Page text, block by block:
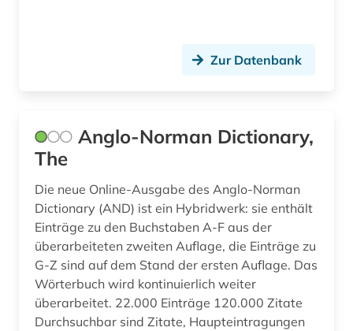
Zur Datenbank
Anglo-Norman Dictionary,
The
Die neue Online-Ausgabe des Anglo-Norman
Dictionary (AND) ist ein Hybridwerk: sie enthält
Einträge zu den Buchstaben A-F aus der
überarbeiteten zweiten Auflage, die Einträge zu
G-Z sind auf dem Stand der ersten Auflage. Das
Wörterbuch wird kontinuierlich weiter
überarbeitet. 22.000 Einträge 120.000 Zitate
Durchsuchbar sind Zitate, Haupteintragungen